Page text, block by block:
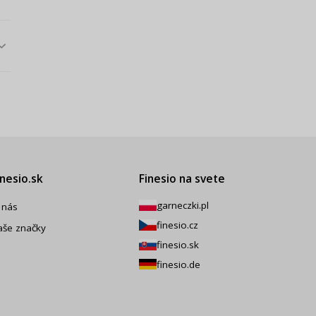
značky
Finesio na svete
garneczki.pl
finesio.cz
finesio.sk
finesio.de